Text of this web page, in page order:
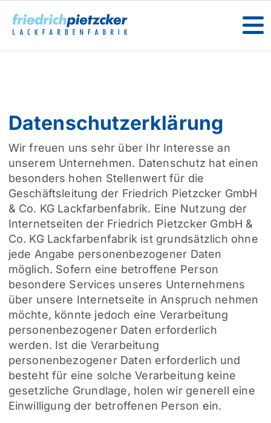
Datenschutzerklärung
Wir freuen uns sehr über Ihr Interesse an
unserem Unternehmen. Datenschutz hat einen
besonders hohen Stellenwert für die
Geschäftsleitung der Friedrich Pietzcker GmbH
& Co. KG Lackfarbenfabrik. Eine Nutzung der
Internetseiten der Friedrich Pietzcker GmbH &
Co. KG Lackfarbenfabrik ist grundsätzlich ohne
jede Angabe personenbezogener Daten
möglich. Sofern eine betroffene Person
besondere Services unseres Unternehmens
über unsere Internetseite in Anspruch nehmen
möchte, könnte jedoch eine Verarbeitung
personenbezogener Daten erforderlich
werden. Ist die Verarbeitung
personenbezogener Daten erforderlich und
besteht für eine solche Verarbeitung keine
gesetzliche Grundlage, holen wir generell eine
Einwilligung der betroffenen Person ein.